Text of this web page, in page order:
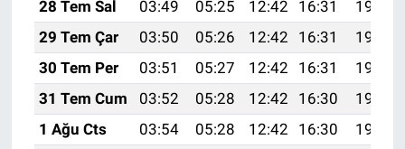
28 Tem Sal
03:49 05:25 12:42 16:31
19:49
29 Tem Çar
03:50 05:26 12:42 16:31
19:48
30 Tem Per
03:51 05:27 12:42 16:31
19:47
31 Tem Cum
03:52 05:28 12:42 16:30
19:46
1 Ağu Cts
03:54 05:28 12:42 16:30
19:46